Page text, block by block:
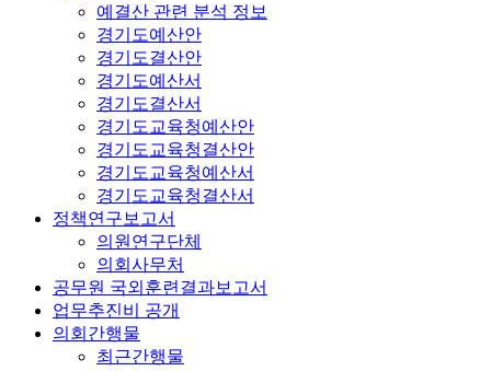
예결산 관련 분석 정보
경기도예산안
경기도결산안
경기도예산서
경기도결산서
경기도교육청예산안
경기도교육청결산안
경기도교육청예산서
경기도교육청결산서
정책연구보고서
의원연구단체
의회사무처
공무원 국외훈련결과보고서
업무추진비 공개
의회간행물
최근간행물